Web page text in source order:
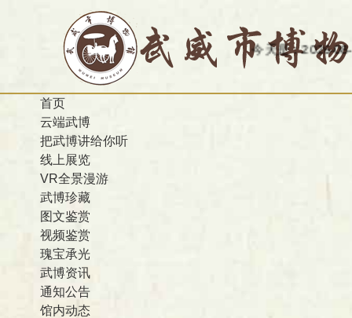
今天是：2026-08-08
首页
云端武博
把武博讲给你听
线上展览
VR全景漫游
武博珍藏
图文鉴赏
视频鉴赏
瑰宝承光
武博资讯
通知公告
馆内动态